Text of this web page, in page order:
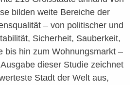
bilden weite Bereiche der
– von politischer und
Sicherheit, Sauberkeit,
bis hin zum Wohnungsmarkt –
dieser Studie zeichnet
Stadt der Welt aus,